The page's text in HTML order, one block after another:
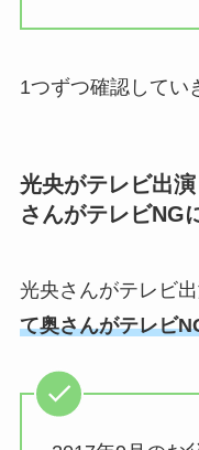
1つずつ確認してい
光央がテレビ出
さんがテレビNG
光央さんがテレビ
て奥さんがテレビ